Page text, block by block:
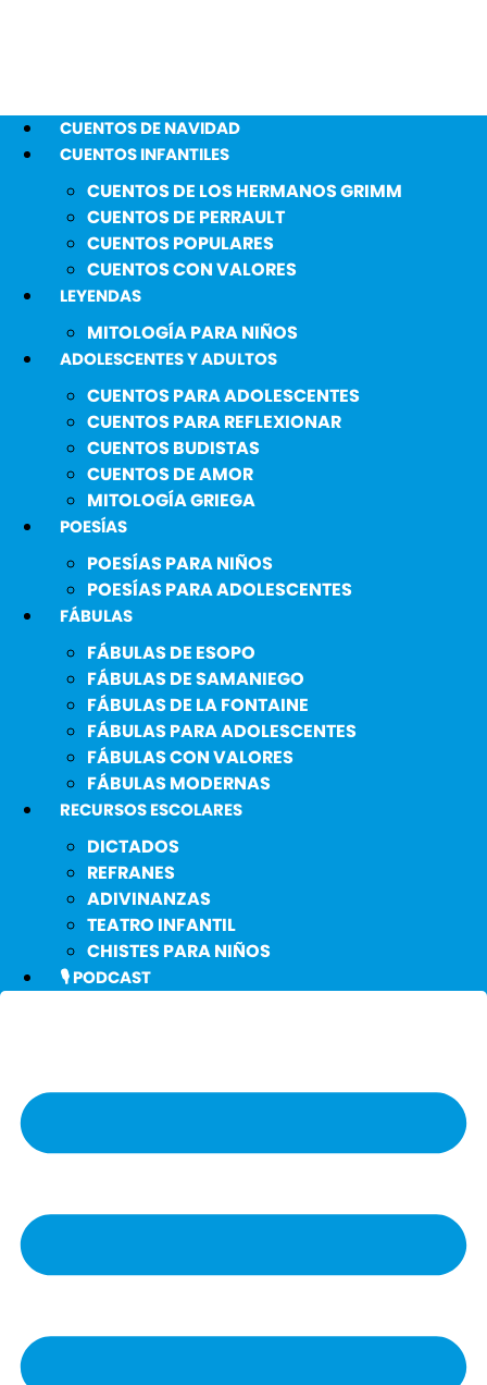
CUENTOS DE NAVIDAD
CUENTOS INFANTILES
CUENTOS DE LOS HERMANOS GRIMM
CUENTOS DE PERRAULT
CUENTOS POPULARES
CUENTOS CON VALORES
LEYENDAS
MITOLOGÍA PARA NIÑOS
ADOLESCENTES Y ADULTOS
CUENTOS PARA ADOLESCENTES
CUENTOS PARA REFLEXIONAR
CUENTOS BUDISTAS
CUENTOS DE AMOR
MITOLOGÍA GRIEGA
POESÍAS
POESÍAS PARA NIÑOS
POESÍAS PARA ADOLESCENTES
FÁBULAS
FÁBULAS DE ESOPO
FÁBULAS DE SAMANIEGO
FÁBULAS DE LA FONTAINE
FÁBULAS PARA ADOLESCENTES
FÁBULAS CON VALORES
FÁBULAS MODERNAS
RECURSOS ESCOLARES
DICTADOS
REFRANES
ADIVINANZAS
TEATRO INFANTIL
CHISTES PARA NIÑOS
🎙️ PODCAST